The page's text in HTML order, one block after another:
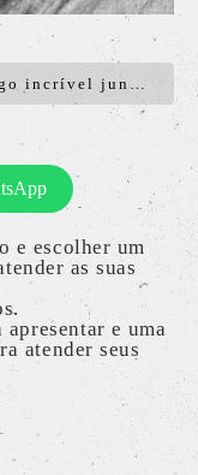
e escolher um
as suas
e uma
atender seus